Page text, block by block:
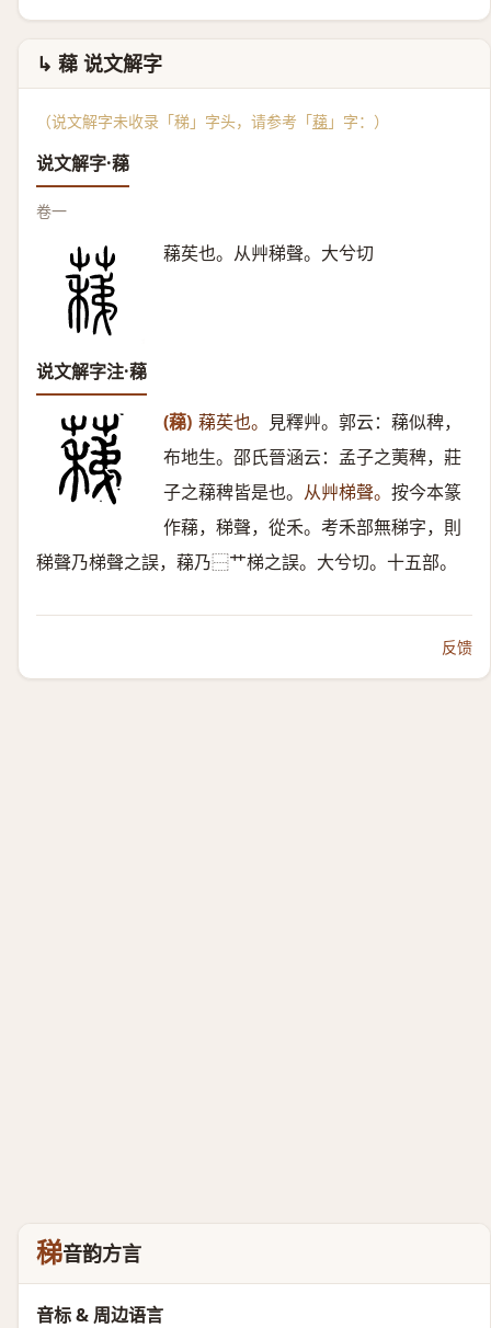
↳ 蕛 说文解字
（说文解字未收录「稊」字头，请参考「蕛 」字：）
说文解字·蕛
卷一
蕛苵也。从艸稊聲。大兮切
说文解字注·蕛
(蕛) 蕛苵也。 見釋艸。郭云：蕛似稗，
布地生。邵氏晉涵云：孟子之荑稗，莊
子之蕛稗皆是也。 从艸梯聲。 按今本篆
作蕛，稊聲，從禾。考禾部無稊字，則
稊聲乃梯聲之誤，蕛乃⿱艹梯之誤。大兮切。十五部。
反馈
稊音韵方言
音标 & 周边语言